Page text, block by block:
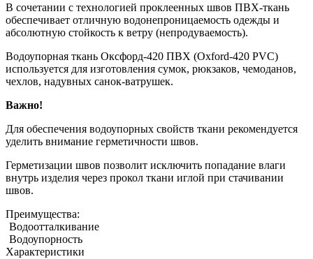
В сочетании с технологией проклеенных швов ПВХ-ткань
обеспечивает отличную водонепроницаемость одежды и
абсолютную стойкость к ветру (непродуваемость).
Водоупорная ткань Оксфорд-420 ПВХ (Oxford-420 PVC)
используется для изготовления сумок, рюкзаков, чемоданов,
чехлов, надувных санок-ватрушек.
Важно!
Для обеспечения водоупорных свойств ткани рекомендуется
уделить внимание герметичности швов.
Герметизации швов позволит исключить попадание влаги
внутрь изделия через прокол ткани иглой при стачивании
швов.
Преимущества:
Водоотталкивание
Водоупорность
Характеристики